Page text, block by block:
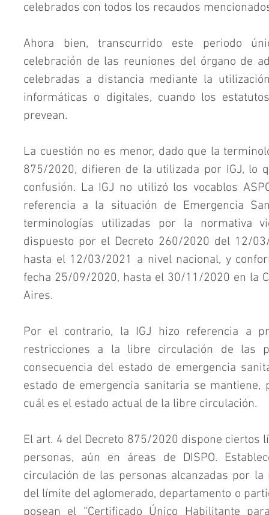
celebrados con todos los recaudos
Ahora bien, transcurrido este periodo
celebración de las reuniones del órgano de
celebradas a distancia mediante la
informáticas o digitales, cuando los
prevean.
La cuestión no es menor, dado que la
875/2020, difieren de la utilizada por IGJ, lo
confusión. La IGJ no utilizó los vocablos
referencia a la situación de Emergencia
terminologías utilizadas por la normativa
dispuesto por el Decreto 260/2020 del 12/
hasta el 12/03/2021 a nivel nacional, y
fecha 25/09/2020, hasta el 30/11/2020 en la
Aires.
Por el contrario, la IGJ hizo referencia a
restricciones a la libre circulación de las
consecuencia del estado de emergencia
estado de emergencia sanitaria se mantiene,
cuál es el estado actual de la libre circulación.
El art. 4 del Decreto 875/2020 dispone ciertos
personas, aún en áreas de DISPO.
circulación de las personas alcanzadas por la
del límite del aglomerado, departamento o
posean el “Certificado Único Habilitante